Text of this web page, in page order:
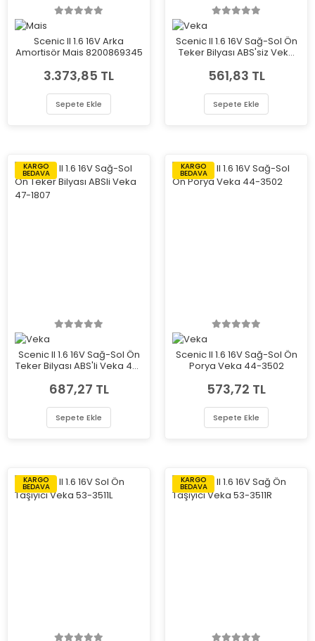
Scenic II 1.6 16V Arka
Amortisör Mais 8200869345
3.373,85 TL
Sepete Ekle
Scenic II 1.6 16V Sağ-Sol Ön
Teker Bilyası ABS'siz Veka
561,83 TL
Sepete Ekle
KARGO
BEDAVA
Scenic II 1.6 16V Sağ-Sol Ön
Teker Bilyası ABS'li Veka 47-
687,27 TL
Sepete Ekle
KARGO
BEDAVA
Scenic II 1.6 16V Sağ-Sol Ön
Porya Veka 44-3502
573,72 TL
Sepete Ekle
KARGO
BEDAVA
KARGO
BEDAVA